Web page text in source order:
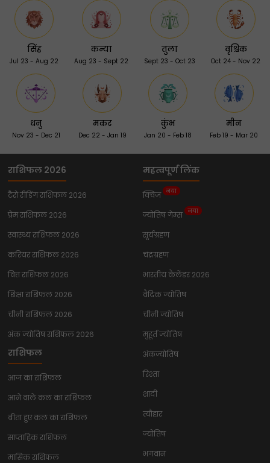
सिंह
Jul 23 - Aug 22
कन्या
Aug 23 - Sept 22
तुला
Sept 23 - Oct 23
वृश्चिक
Oct 24 - Nov 22
धनु
Nov 23 - Dec 21
मकर
Dec 22 - Jan 19
कुंभ
Jan 20 - Feb 18
मीन
Feb 19 - Mar 20
राशिफल 2026
टैरो रीडिंग राशिफल 2026
प्रेम राशिफल 2026
स्वास्थ्य राशिफल 2026
करियर राशिफल 2026
वित्त राशिफल 2026
शिक्षा राशिफल 2026
चीनी राशिफल 2026
अंक ज्योतिष राशिफल 2026
राशिफल
आज का राशिफल
आने वाले कल का राशिफल
बीता हुए कल का राशिफल
साप्ताहिक राशिफल
मासिक राशिफल
महत्वपूर्ण लिंक
क्विज नया
ज्योतिष गेम्स नया
सूर्यग्रहण
चंद्रग्रहण
भारतीय कैलेंडर 2026
वैदिक ज्योतिष
चीनी ज्योतिष
मुहूर्त ज्योतिष
अंकज्योतिष
रिश्ता
शादी
त्यौहार
ज्योतिष
भगवान